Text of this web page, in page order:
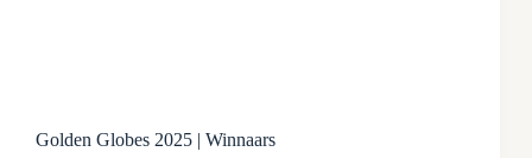
Golden Globes 2025 | Winnaars